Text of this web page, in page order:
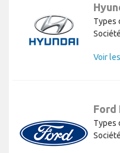
Types
Voir
Ford
Types